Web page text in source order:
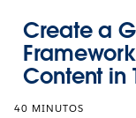
Create a
Content in
40 MINUTOS